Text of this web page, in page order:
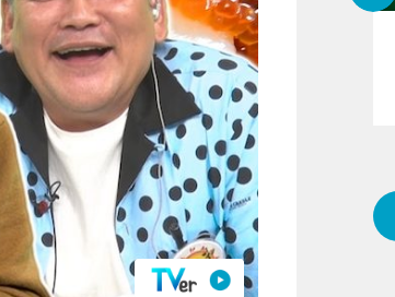
『アイ＝ラブ！げーみんぐ』＝LOV
E齋藤樹愛羅＆佐々木舞香SPインタ
ビュー